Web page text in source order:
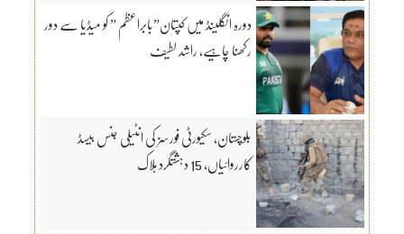
دورہ انگلینڈ میں کپتان”بابراعظم ” کو میڈیا سے دور
رکھنا چاہیے، راشد لطیف
بلوچستان، سکیورٹی فورسز کی انٹیلی جنس بیسڈ
کارروائیاں، 15 دہشتگرد ہلاک